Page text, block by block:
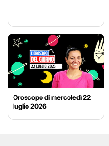
Oroscopo di mercoledì 22
luglio 2026